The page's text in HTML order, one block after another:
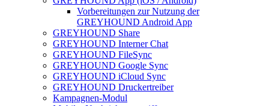
Vorbereitungen zur Nutzung der
GREYHOUND Android App
GREYHOUND Share
GREYHOUND Interner Chat
GREYHOUND FileSync
GREYHOUND Google Sync
GREYHOUND iCloud Sync
GREYHOUND Druckertreiber
Kampagnen-Modul